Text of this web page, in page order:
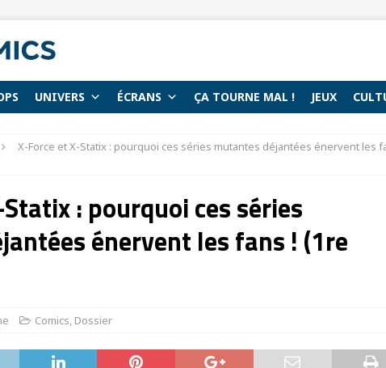
UNIVERS ÉCRANS ÇA TOURNE MAL ! JEUX
X-Force et X-Statix : pourquoi ces séries mutantes déjantées énervent les
: pourquoi ces séries
énervent les fans ! (1re
Comics, Dossier